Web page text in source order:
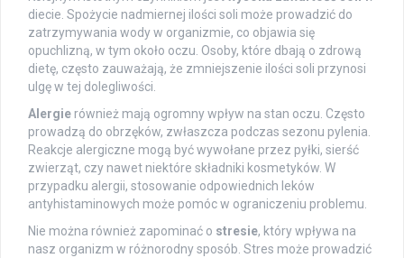
diecie. Spożycie nadmiernej ilości soli może prowadzić do
zatrzymywania wody w organizmie, co objawia się
opuchlizną, w tym około oczu. Osoby, które dbają o zdrową
dietę, często zauważają, że zmniejszenie ilości soli przynosi
ulgę w tej dolegliwości.
Alergie również mają ogromny wpływ na stan oczu. Często
prowadzą do obrzęków, zwłaszcza podczas sezonu pylenia.
Reakcje alergiczne mogą być wywołane przez pyłki, sierść
zwierząt, czy nawet niektóre składniki kosmetyków. W
przypadku alergii, stosowanie odpowiednich leków
antyhistaminowych może pomóc w ograniczeniu problemu.
Nie można również zapominać o stresie, który wpływa na
nasz organizm w różnorodny sposób. Stres może prowadzić